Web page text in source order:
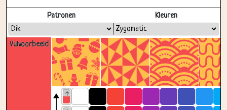
Volledig scherm
Vulvoorbeeld
Patronen Kleuren